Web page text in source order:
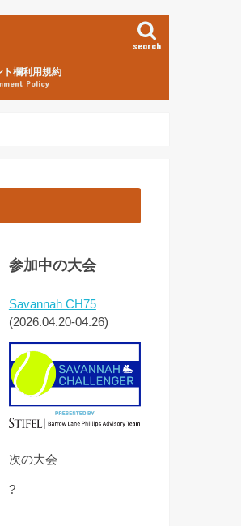
search
ト欄利用規約
Policy
参加中の大会
Savannah CH75
(2026.04.20-04.26)
次の大会
?